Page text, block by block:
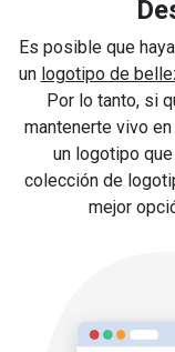
Es posible que
un logotipo de
Por lo tanto, si
mantenerte vivo
un logotipo
colección de
mejor